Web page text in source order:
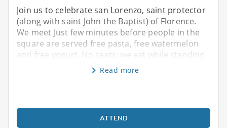
Join us to celebrate san Lorenzo, saint protector
(along with saint John the Baptist) of Florence.
We meet Just few minutes before people in the
square are served free pasta, free watermelon
and free yogurt. No seats: we eat while standing.
Read more
ATTEND